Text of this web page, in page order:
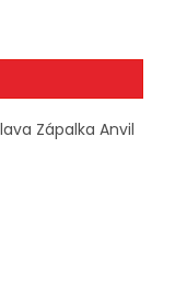
Zápalka Anvil